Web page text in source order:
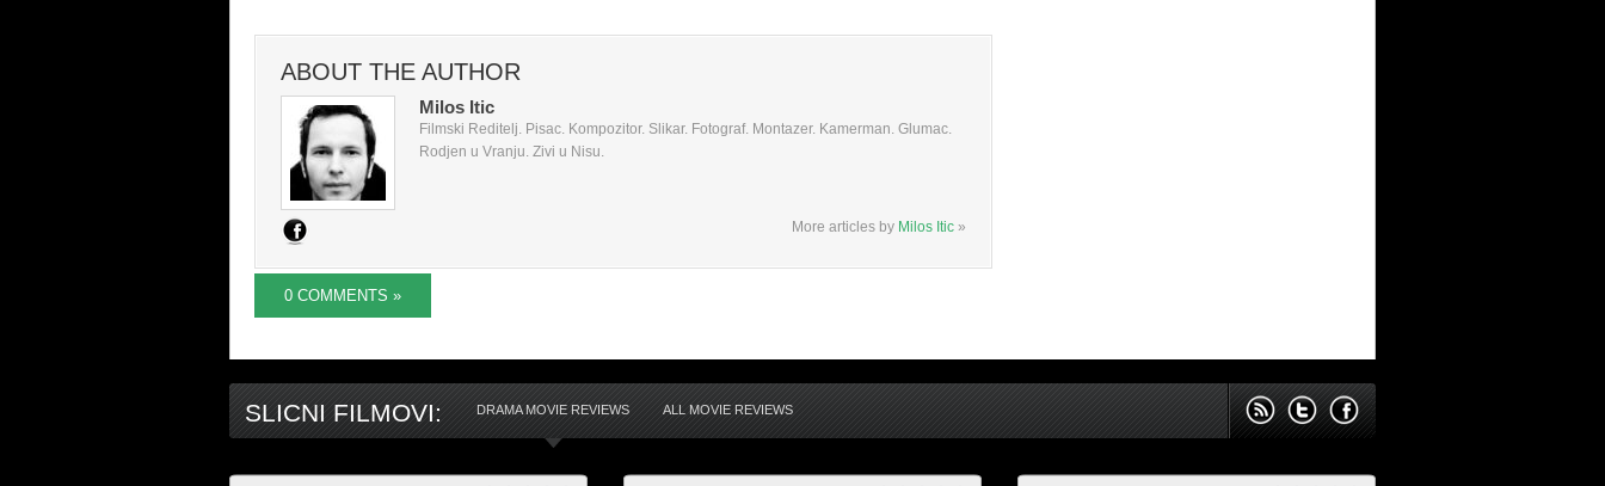
ABOUT THE AUTHOR
Milos Itic
Filmski Reditelj. Pisac. Kompozitor. Slikar. Fotograf. Montazer. Kamerman. Glumac.
Rodjen u Vranju. Zivi u Nisu.
More articles by Milos Itic »
0 COMMENTS »
SLICNI FILMOVI: DRAMA MOVIE REVIEWS ALL MOVIE REVIEWS